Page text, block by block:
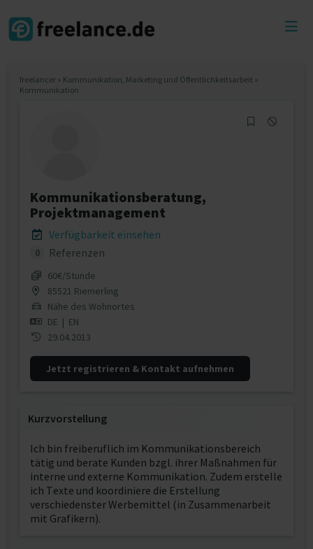
freelancer » Kommunikation, Marketing und Öffentlichkeitsarbeit »
Kommunikation
Kommunikationsberatung,
Projektmanagement
Verfügbarkeit einsehen
0 Referenzen
60€/Stunde
85521 Riemerling
Nähe des Wohnortes
DE | EN
29.04.2013
Jetzt registrieren & Kontakt aufnehmen
Kurzvorstellung
Ich bin freiberuflich im Kommunikationsbereich
tätig und berate Kunden bzgl. ihrer Maßnahmen für
interne und externe Kommunikation. Zudem erstelle
ich Texte und koordiniere die Erstellung
verschiedenster Werbemittel (in Zusammenarbeit
mit Grafikern).